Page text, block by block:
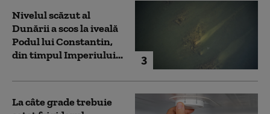
3
Nivelul scăzut al
Dunării a scos la iveală
Podul lui Constantin,
din timpul Imperiului...
La câte grade trebuie